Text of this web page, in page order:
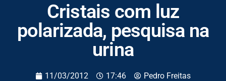
Cristais com luz
polarizada, pesquisa na
urina
11/03/2012 17:46
Pedro Freitas